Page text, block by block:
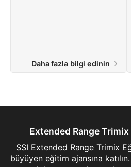
Daha fazla bilgi edinin
Extended Range
SSI Extended Range Trimix
büyüyen eğitim ajansına